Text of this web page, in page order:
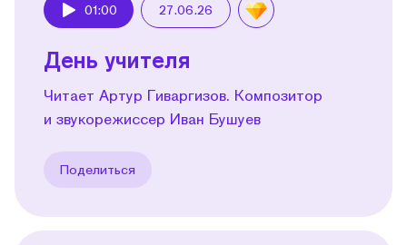
01:00 27.06.26
День учителя
Читает Артур Гиваргизов. Композитор
и звукорежиссер Иван Бушуев
Поделиться